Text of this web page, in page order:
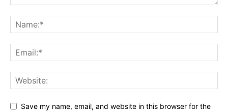
Save my name, email, and website in this browser for the